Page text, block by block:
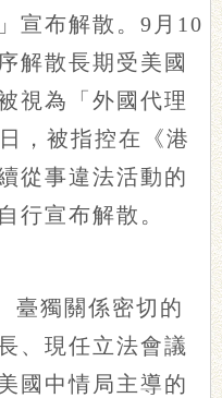
宣布解散。9月10
解散長期受美國
視為「外國代理
，被指控在《港
從事違法活動的
行宣布解散。
臺獨關係密切的
、現任立法會議
國中情局主導的